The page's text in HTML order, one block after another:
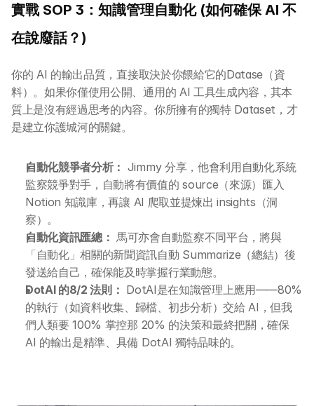
實戰 SOP 3：知識管理自動化 (如何確保 AI 不
在說廢話？)
你的 AI 的輸出品質，直接取決於你餵給它的Datase（資
料）。如果你僅使用公開、通用的 AI 工具生成內容，其本
質上是沒有經過思考的內容。你所擁有的獨特 Dataset，才
是建立你護城河的關鍵。
自動化競爭者分析： Jimmy 分享，他會利用自動化系統
監察競爭對手，自動將有價值的 source（來源）匯入
Notion 知識庫，再讓 AI 爬取並提煉出 insights（洞
察）。
自動化資訊匯總： 馬可亦會自動監察不同平台，將與
「自動化」相關的新聞資訊自動 Summarize（總結）後
發送給自己，確保能及時掌握行業動態。
DotAI 的8/2 法則： DotAI是在知識管理上應用——80%
的執行（如資料收集、歸檔、初步分析）交給 AI，但我
們人類要 100% 掌控那 20% 的決策和最終把關，確保
AI 的輸出是精準、具備 DotAI 獨特品味的。
關於 DotAI
所有課程
AI-in-One 全年 AI 學習通行證
全系列 29 小時
AI Builder 實戰訓練營
各類應用主題
AI 應用主題班系列
DotAI 課程時間表